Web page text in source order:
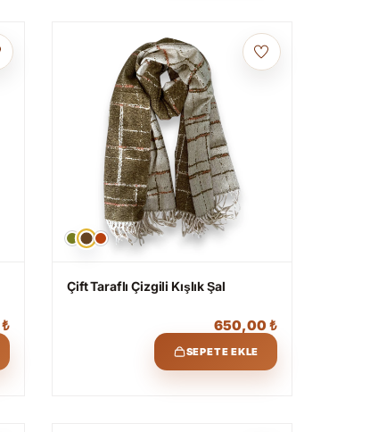
₺
Çift Taraflı Çizgili Kışlık Şal
650,00₺
SEPETE EKLE